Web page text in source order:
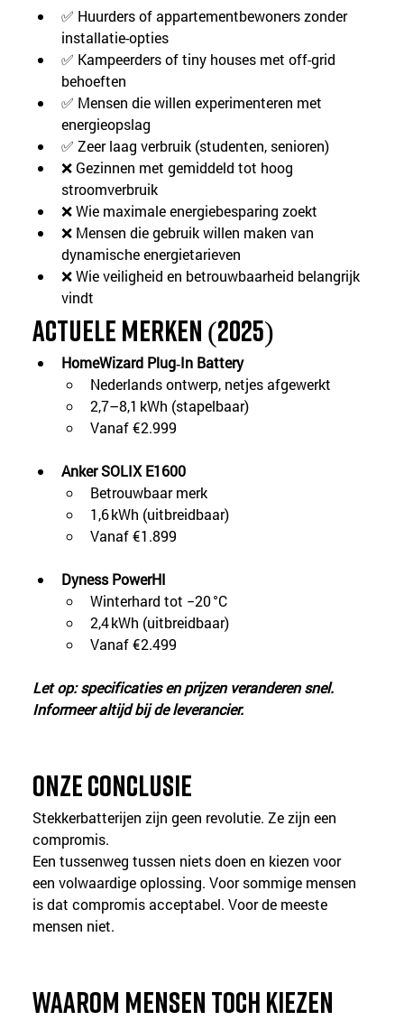
✅ Huurders of appartementbewoners zonder
installatie-opties
✅ Kampeerders of tiny houses met off-grid
behoeften
✅ Mensen die willen experimenteren met
energieopslag
✅ Zeer laag verbruik (studenten, senioren)
❌ Gezinnen met gemiddeld tot hoog
stroomverbruik
❌ Wie maximale energiebesparing zoekt
❌ Mensen die gebruik willen maken van
dynamische energietarieven
❌ Wie veiligheid en betrouwbaarheid belangrijk
vindt
Actuele merken (2025)
HomeWizard Plug‑In Battery
Nederlands ontwerp, netjes afgewerkt
2,7–8,1 kWh (stapelbaar)
Vanaf €2.999
Anker SOLIX E1600
Betrouwbaar merk
1,6 kWh (uitbreidbaar)
Vanaf €1.899
Dyness PowerHI
Winterhard tot −20 °C
2,4 kWh (uitbreidbaar)
Vanaf €2.499
Let op: specificaties en prijzen veranderen snel.
Informeer altijd bij de leverancier.
Onze conclusie
Stekkerbatterijen zijn geen revolutie. Ze zijn een
compromis.
Een tussenweg tussen niets doen en kiezen voor
een volwaardige oplossing. Voor sommige mensen
is dat compromis acceptabel. Voor de meeste
mensen niet.
Waarom mensen toch kiezen